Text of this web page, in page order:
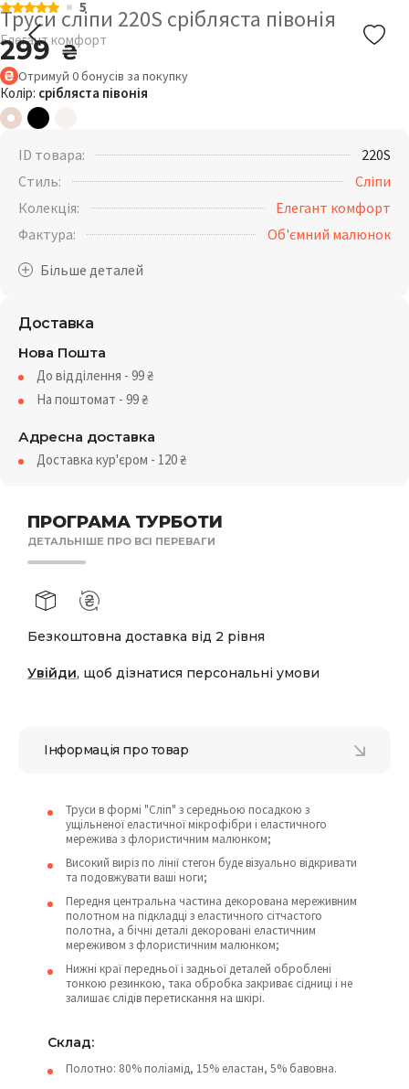
5
Труси сліпи 220S срібляста півонія
Елегант комфорт
299₴
Отримуй 0бонусів за покупку
Колір: срібляста півонія
ПРОГРАМА ТУРБОТИ
ДЕТАЛЬНІШЕ ПРО ВСІ ПЕРЕВАГИ
Безкоштовна доставка від 2 рівня
Увійди, щоб дізнатися персональні умови
ID товара:
220S
Стиль:
Сліпи
Колекція:
Елегант комфорт
Фактура:
Об'ємний малюнок
Доставка
Нова Пошта
До відділення - 99₴
На поштомат - 99₴
Адресна доставка
Доставка кур'єром - 120₴
Інформація про товар
Труси в формі "Сліп" з середньою посадкою з
ущільненої еластичної мікрофібри і еластичного
мережива з флористичним малюнком;
Високий виріз по лінії стегон буде візуально відкривати
та подовжувати ваші ноги;
Передня центральна частина декорована мереживним
полотном на підкладці з еластичного сітчастого
полотна, а бічні деталі декоровані еластичним
мереживом з флористичним малюнком;
Нижні краї передньої і задньої деталей оброблені
тонкою резинкою, така обробка закриває сідниці і не
залишає слідів перетискання на шкірі.
Склад:
Полотно: 80% поліамід, 15% еластан, 5% бавовна.